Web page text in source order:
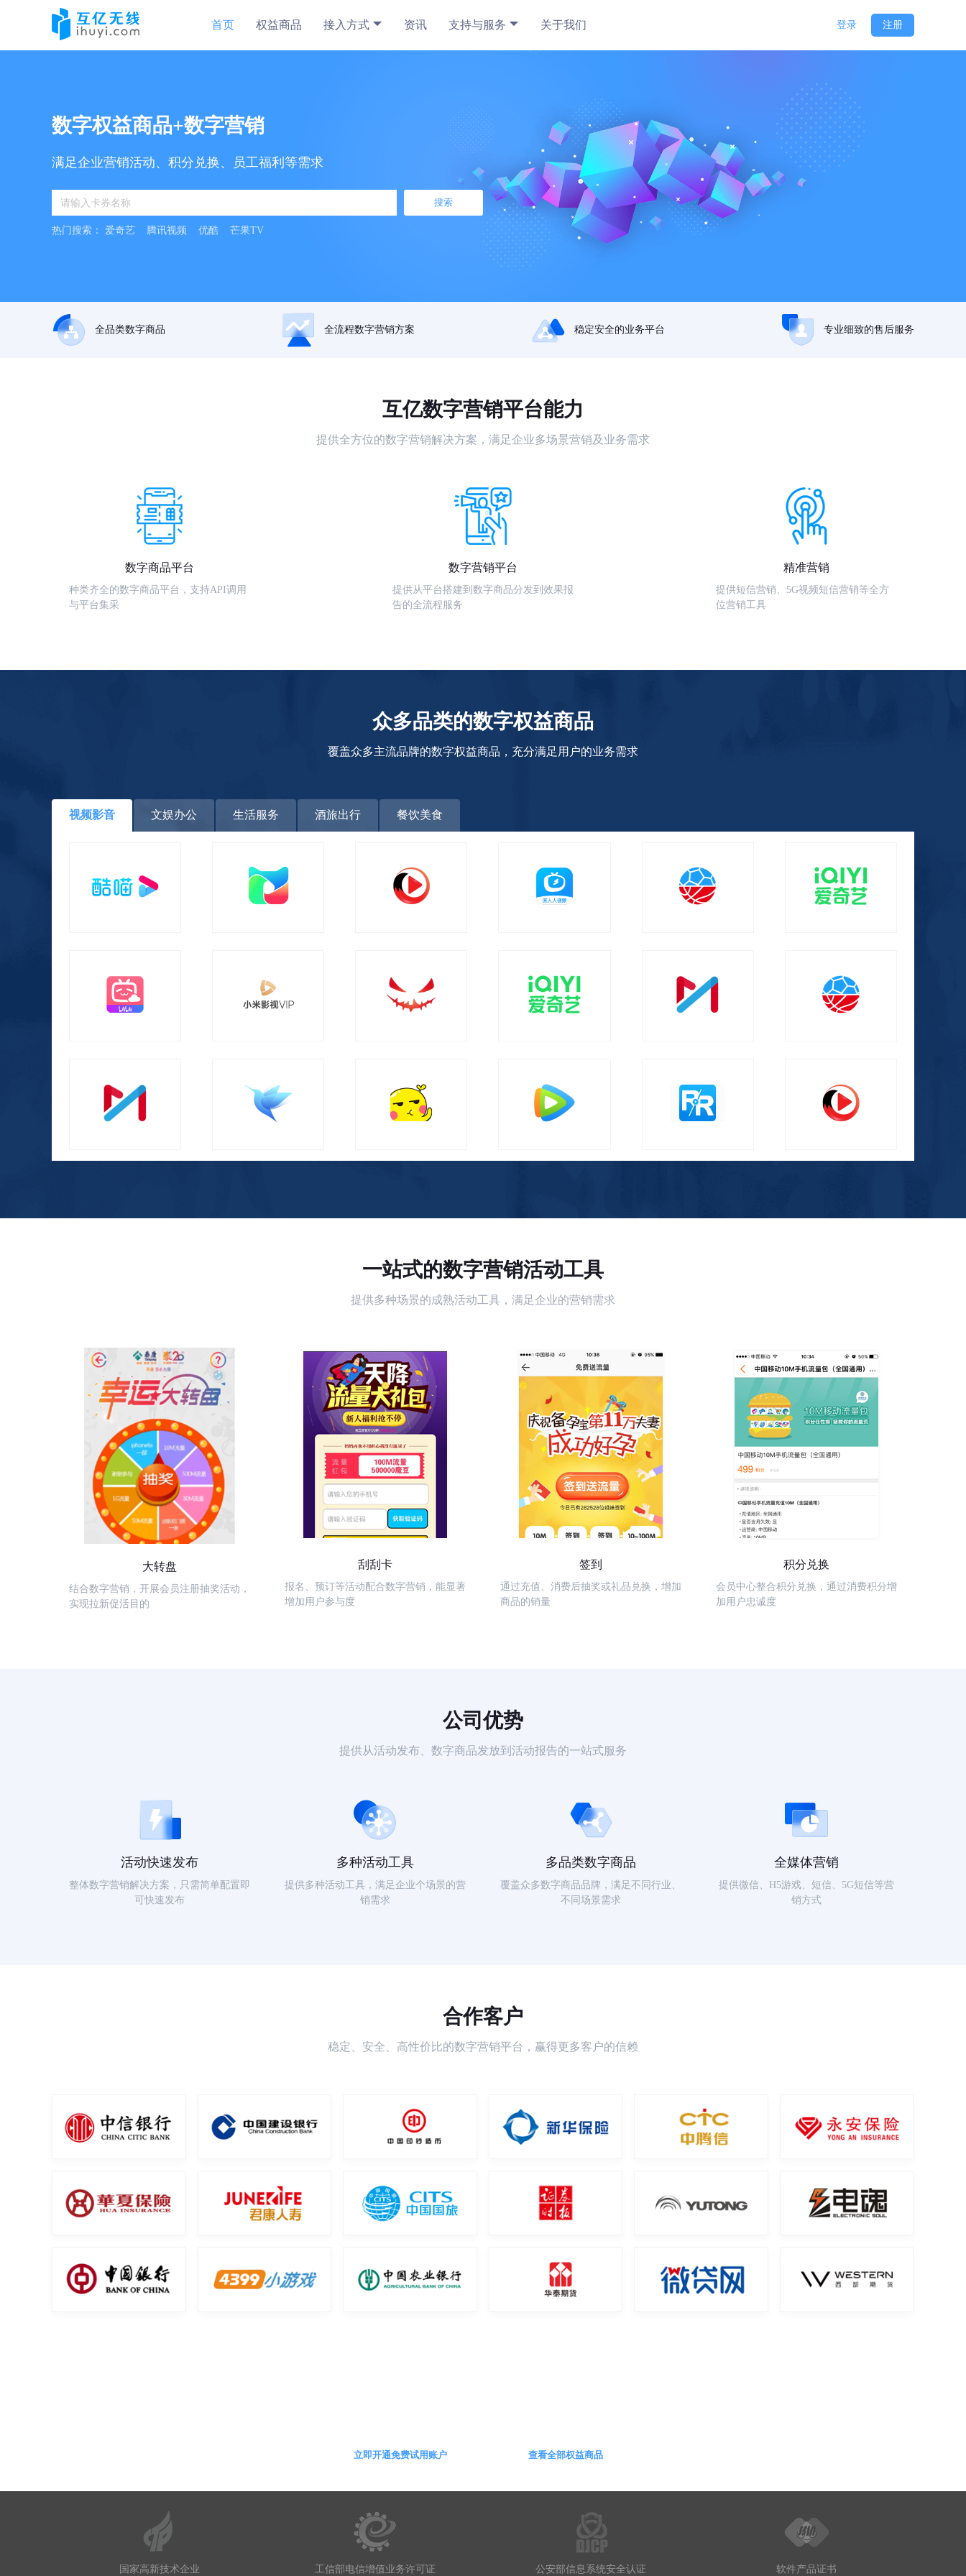
首页 权益商品 接入方式 资讯 支持与服务 关于我们 登录 注册
数字权益商品+数字营销
满足企业营销活动、积分兑换、员工福利等需求
搜索
热门搜索： 爱奇艺 腾讯视频 优酷 芒果TV
全品类数字商品 全流程数字营销方案 稳定安全的业务平台 专业细致的售后服务
互亿数字营销平台能力
提供全方位的数字营销解决方案，满足企业多场景营销及业务需求
数字商品平台
种类齐全的数字商品平台，支持API调用
与平台集采
数字营销平台
提供从平台搭建到数字商品分发到效果报
告的全流程服务
精准营销
提供短信营销、5G视频短信营销等全方
位营销工具
众多品类的数字权益商品
覆盖众多主流品牌的数字权益商品，充分满足用户的业务需求
视频影音 文娱办公 生活服务 酒旅出行 餐饮美食
一站式的数字营销活动工具
提供多种场景的成熟活动工具，满足企业的营销需求
大转盘
结合数字营销，开展会员注册抽奖活动，
实现拉新促活目的
刮刮卡
报名、预订等活动配合数字营销，能显著
增加用户参与度
签到
通过充值、消费后抽奖或礼品兑换，增加
商品的销量
积分兑换
会员中心整合积分兑换，通过消费积分增
加用户忠诚度
公司优势
提供从活动发布、数字商品发放到活动报告的一站式服务
活动快速发布
整体数字营销解决方案，只需简单配置即
可快速发布
多种活动工具
提供多种活动工具，满足企业个场景的营
销需求
多品类数字商品
覆盖众多数字商品品牌，满足不同行业、
不同场景需求
全媒体营销
提供微信、H5游戏、短信、5G短信等营
销方式
合作客户
稳定、安全、高性价比的数字营销平台，赢得更多客户的信赖
立即开通免费试用账户 查看全部权益商品
国家高新技术企业 工信部电信增值业务许可证 公安部信息系统安全认证 软件产品证书